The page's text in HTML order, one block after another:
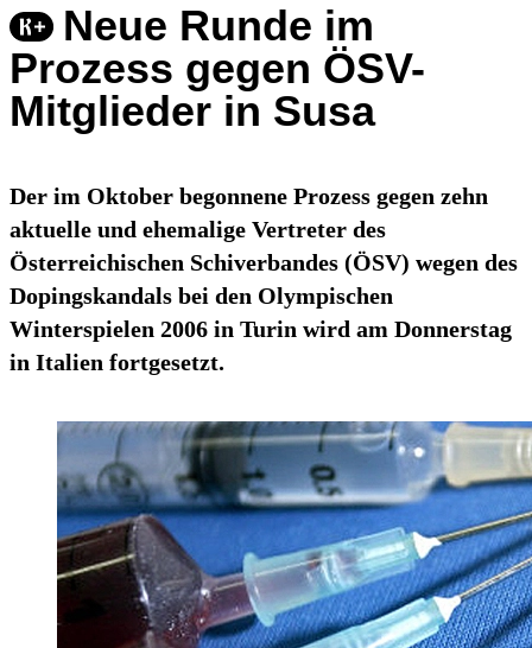
Neue Runde im
Prozess gegen ÖSV-
Mitglieder in Susa
Der im Oktober begonnene Prozess gegen zehn
aktuelle und ehemalige Vertreter des
Österreichischen Schiverbandes (ÖSV) wegen des
Dopingskandals bei den Olympischen
Winterspielen 2006 in Turin wird am Donnerstag
in Italien fortgesetzt.